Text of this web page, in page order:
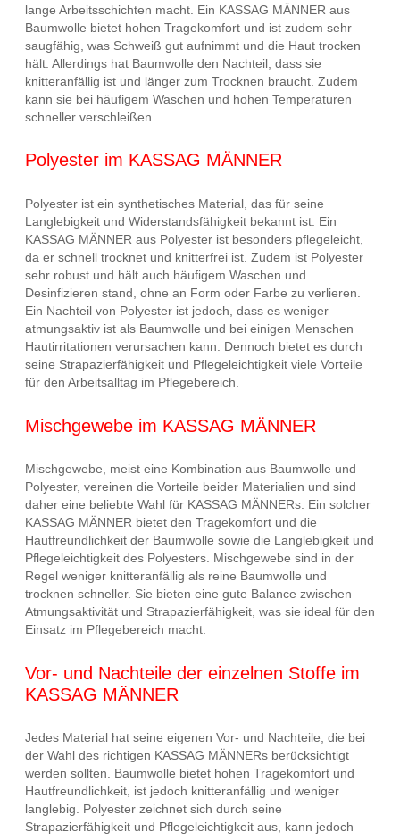
lange Arbeitsschichten macht. Ein KASSAG MÄNNER aus
Baumwolle bietet hohen Tragekomfort und ist zudem sehr
saugfähig, was Schweiß gut aufnimmt und die Haut trocken
hält. Allerdings hat Baumwolle den Nachteil, dass sie
knitteranfällig ist und länger zum Trocknen braucht. Zudem
kann sie bei häufigem Waschen und hohen Temperaturen
schneller verschleißen.
Polyester im KASSAG MÄNNER
Polyester ist ein synthetisches Material, das für seine
Langlebigkeit und Widerstandsfähigkeit bekannt ist. Ein
KASSAG MÄNNER aus Polyester ist besonders pflegeleicht,
da er schnell trocknet und knitterfrei ist. Zudem ist Polyester
sehr robust und hält auch häufigem Waschen und
Desinfizieren stand, ohne an Form oder Farbe zu verlieren.
Ein Nachteil von Polyester ist jedoch, dass es weniger
atmungsaktiv ist als Baumwolle und bei einigen Menschen
Hautirritationen verursachen kann. Dennoch bietet es durch
seine Strapazierfähigkeit und Pflegeleichtigkeit viele Vorteile
für den Arbeitsalltag im Pflegebereich.
Mischgewebe im KASSAG MÄNNER
Mischgewebe, meist eine Kombination aus Baumwolle und
Polyester, vereinen die Vorteile beider Materialien und sind
daher eine beliebte Wahl für KASSAG MÄNNERs. Ein solcher
KASSAG MÄNNER bietet den Tragekomfort und die
Hautfreundlichkeit der Baumwolle sowie die Langlebigkeit und
Pflegeleichtigkeit des Polyesters. Mischgewebe sind in der
Regel weniger knitteranfällig als reine Baumwolle und
trocknen schneller. Sie bieten eine gute Balance zwischen
Atmungsaktivität und Strapazierfähigkeit, was sie ideal für den
Einsatz im Pflegebereich macht.
Vor- und Nachteile der einzelnen Stoffe im
KASSAG MÄNNER
Jedes Material hat seine eigenen Vor- und Nachteile, die bei
der Wahl des richtigen KASSAG MÄNNERs berücksichtigt
werden sollten. Baumwolle bietet hohen Tragekomfort und
Hautfreundlichkeit, ist jedoch knitteranfällig und weniger
langlebig. Polyester zeichnet sich durch seine
Strapazierfähigkeit und Pflegeleichtigkeit aus, kann jedoch